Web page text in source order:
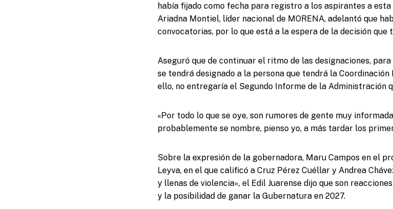
había fijado como fecha para registro a los aspirantes a
Ariadna Montiel, líder nacional de MORENA, adelantó que
convocatorias, por lo que está a la espera de la decisión
Aseguró que de continuar el ritmo de las designaciones,
se tendrá designado a la persona que tendrá la
ello, no entregaría el Segundo Informe de la Administración
«Por todo lo que se oye, son rumores de gente muy
probablemente se nombre, pienso yo, a más tardar los
Sobre la expresión de la gobernadora, Maru Campos en el
Leyva, en el que calificó a Cruz Pérez Cuéllar y Andrea
y llenas de violencia», el Edil Juarense dijo que son
y la posibilidad de ganar la Gubernatura en 2027.